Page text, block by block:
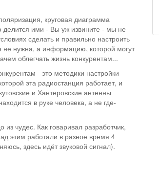
круговая диаграмма
делится ими - Вы уж извините - мы не
сделать и правильно настроить
не нужна, а информацию, которой могут
облегчать жизнь конкурентам...
- это методики настройки
эта радиостанция работает, и
и Хантеровские антенны
в руке человека, а не где-
чудес. Как говаривал разработчик,
этим работали в разное время 4
здесь идёт звуковой сигнал).